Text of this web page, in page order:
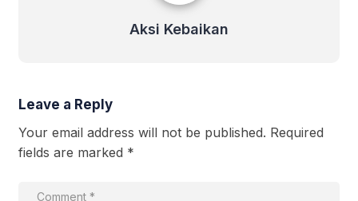
Aksi Kebaikan
Leave a Reply
Your email address will not be published. Required
fields are marked *